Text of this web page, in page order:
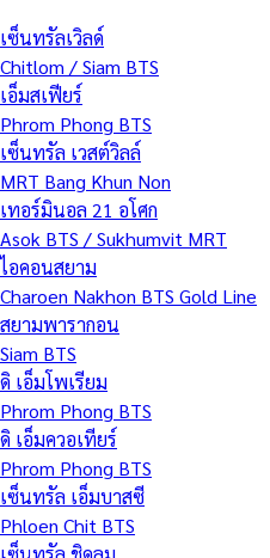
เซ็นทรัลเวิลด์
Chitlom / Siam BTS
เอ็มสเฟียร์
Phrom Phong BTS
เซ็นทรัล เวสต์วิลล์
MRT Bang Khun Non
เทอร์มินอล 21 อโศก
Asok BTS / Sukhumvit MRT
ไอคอนสยาม
Charoen Nakhon BTS Gold Line
สยามพารากอน
Siam BTS
ดิ เอ็มโพเรียม
Phrom Phong BTS
ดิ เอ็มควอเทียร์
Phrom Phong BTS
เซ็นทรัล เอ็มบาสซี
Phloen Chit BTS